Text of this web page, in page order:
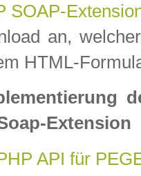
SOAP-
an,
HTML-
Extension
API für